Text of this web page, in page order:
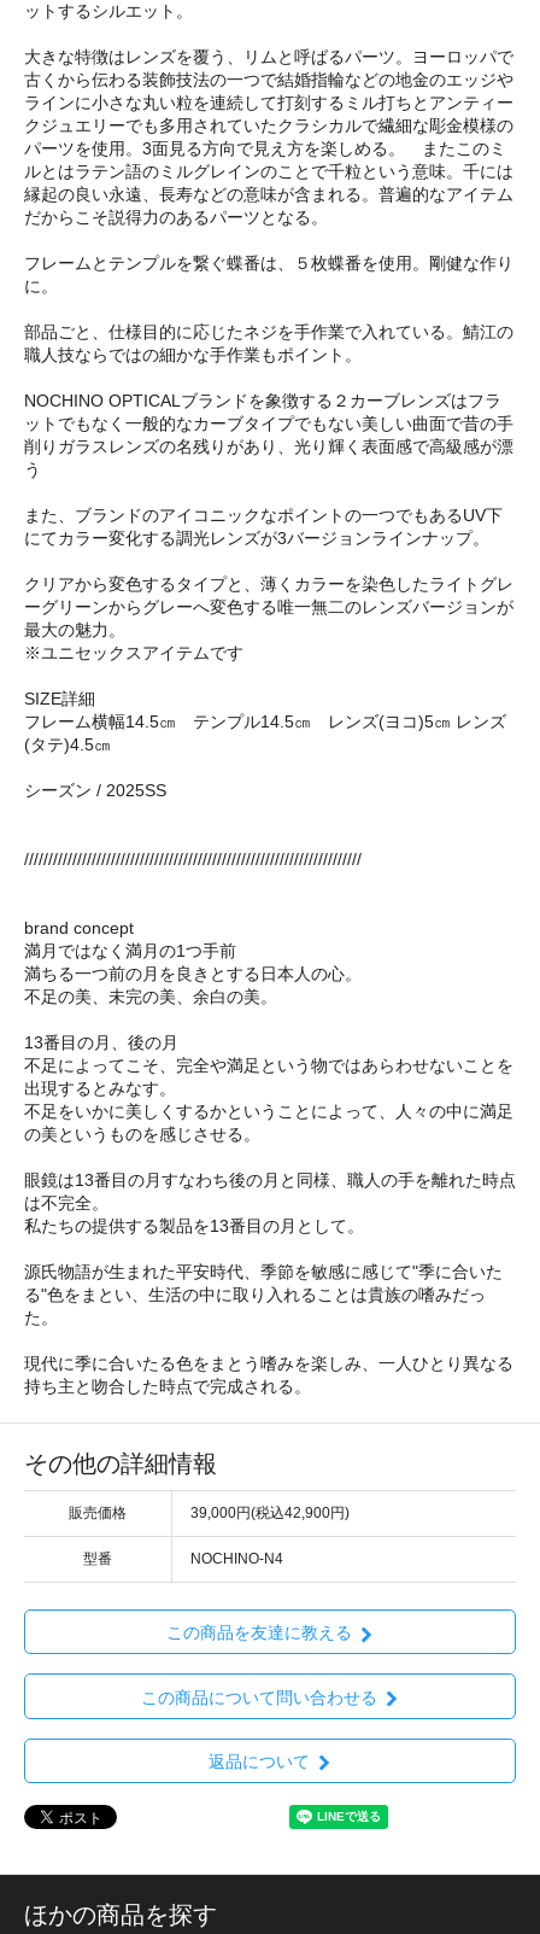
ットするシルエット。
大きな特徴はレンズを覆う、リムと呼ばるパーツ。ヨーロッパで
古くから伝わる装飾技法の一つで結婚指輪などの地金のエッジや
ラインに小さな丸い粒を連続して打刻するミル打ちとアンティー
クジュエリーでも多用されていたクラシカルで繊細な彫金模様の
パーツを使用。3面見る方向で見え方を楽しめる。 またこのミ
ルとはラテン語のミルグレインのことで千粒という意味。千には
縁起の良い永遠、長寿などの意味が含まれる。普遍的なアイテム
だからこそ説得力のあるパーツとなる。
フレームとテンプルを繋ぐ蝶番は、５枚蝶番を使用。剛健な作り
に。
部品ごと、仕様目的に応じたネジを手作業で入れている。鯖江の
職人技ならではの細かな手作業もポイント。
NOCHINO OPTICALブランドを象徴する２カーブレンズはフラ
ットでもなく一般的なカーブタイプでもない美しい曲面で昔の手
削りガラスレンズの名残りがあり、光り輝く表面感で高級感が漂
う
また、ブランドのアイコニックなポイントの一つでもあるUV下
にてカラー変化する調光レンズが3バージョンラインナップ。
クリアから変色するタイプと、薄くカラーを染色したライトグレ
ーグリーンからグレーへ変色する唯一無二のレンズバージョンが
最大の魅力。
※ユニセックスアイテムです
SIZE詳細
フレーム横幅14.5㎝ テンプル14.5㎝ レンズ(ヨコ)5㎝ レンズ
(タテ)4.5㎝
シーズン / 2025SS
//////////////////////////////////////////////////////////////////////
brand concept
満月ではなく満月の1つ手前
満ちる一つ前の月を良きとする日本人の心。
不足の美、未完の美、余白の美。
13番目の月、後の月
不足によってこそ、完全や満足という物ではあらわせないことを
出現するとみなす。
不足をいかに美しくするかということによって、人々の中に満足
の美というものを感じさせる。
眼鏡は13番目の月すなわち後の月と同様、職人の手を離れた時点
は不完全。
私たちの提供する製品を13番目の月として。
源氏物語が生まれた平安時代、季節を敏感に感じて"季に合いた
る"色をまとい、生活の中に取り入れることは貴族の嗜みだっ
た。
現代に季に合いたる色をまとう嗜みを楽しみ、一人ひとり異なる
持ち主と吻合した時点で完成される。
その他の詳細情報
販売価格 39,000円(税込42,900円)
型番 NOCHINO-N4
この商品を友達に教える
この商品について問い合わせる
返品について
ほかの商品を探す